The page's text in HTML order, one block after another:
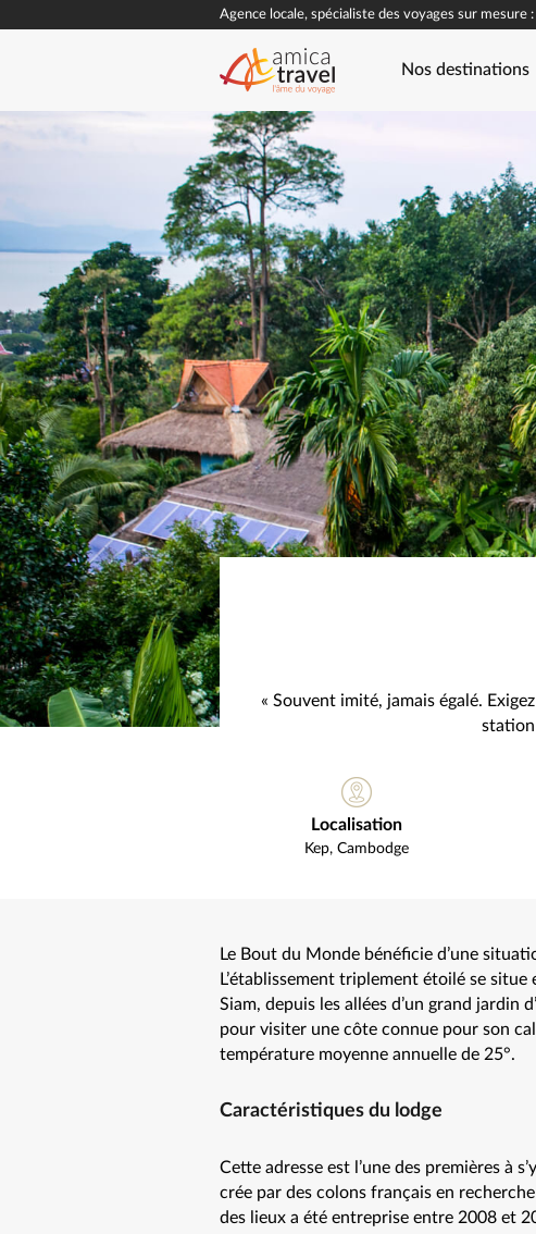
Agence locale, spécialiste des voyages sur mesure :
Nos destinations
« Souvent imité, jamais égalé.
station
Localisation
Kep,Cambodge
Le Bout du Monde bénéficie d’une
L’établissement triplement étoilé se
Siam, depuis les allées d’un grand jardin
pour visiter une côte connue pour son
température moyenne annuelle de 25°.
Caractéristiques du lodge
Cette adresse est l’une des premières à
crée par des colons français en
des lieux a été entreprise entre 2008 et